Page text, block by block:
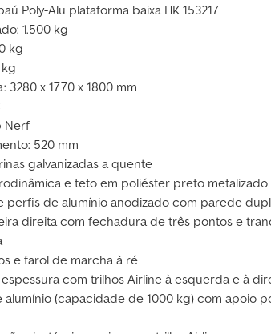
Poly-Alu plataforma baixa HK 153217
1.500 kg
kg
3280 x 1770 x 1800 mm
Nerf
520 mm
galvanizadas a quente
e teto em poliéster preto metalizado
perfis de alumínio anodizado com parede
direita com fechadura de três pontos e
e farol de marcha à ré
com trilhos Airline à esquerda e à
alumínio (capacidade de 1000 kg) com apoio